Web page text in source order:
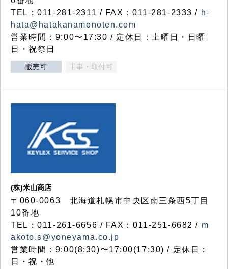
TEL：011-281-2311 / FAX：011-281-2333 / h-
hata@hatakanamonoten.com
営業時間：9:00〜17:30 / 定休日：土曜日・日曜
日・祝祭日
販売可 工事・取付可
(株)米山商店
〒060-0063 北海道札幌市中央区南三条西5丁目
10番地
TEL：011-261-6656 / FAX：011-251-6682 / m
akoto.s@yoneyama.co.jp
営業時間：9:00(8:30)〜17:00(17:30) / 定休日：
日・祝・他